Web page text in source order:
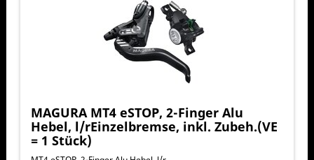
MAGURA MT4 eSTOP, 2-Finger Alu
Hebel, l/rEinzelbremse, inkl. Zubeh.(VE
= 1 Stück)